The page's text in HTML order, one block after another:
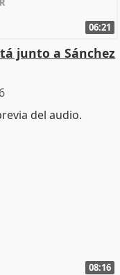
06:21
junto a Sánchez
08:16